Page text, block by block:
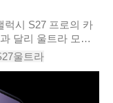
럭시 S27 프로의 카
달리 울트라 모델
대적으로 사양을
..
울트라